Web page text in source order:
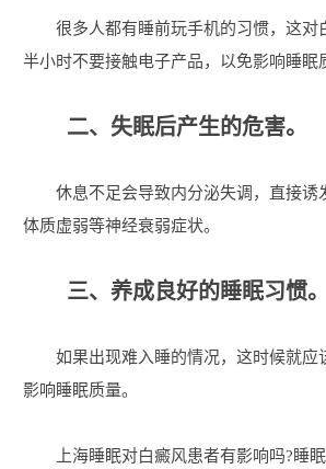
很多人都有睡前玩手机的习惯，这对
半小时不要接触电子产品，以免影响睡眠
二、失眠后产生的危害。
休息不足会导致内分泌失调，直接诱发
体质虚弱等神经衰弱症状。
三、养成良好的睡眠习惯。
如果出现难入睡的情况，这时候就应该
影响睡眠质量。
上海睡眠对白癜风患者有影响吗?睡眠